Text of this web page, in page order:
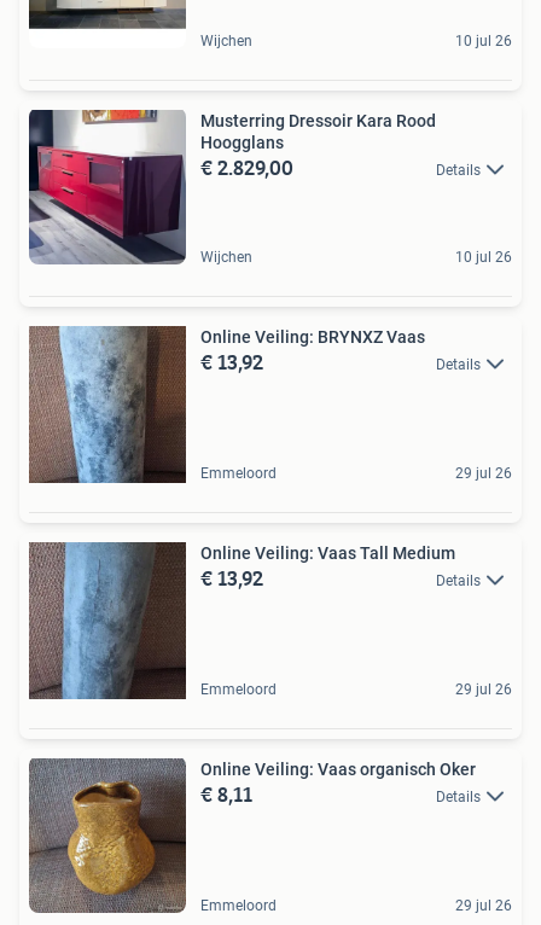
Wijchen 10 jul 26
Musterring Dressoir Kara Rood
Hoogglans
€ 2.829,00 Details
Wijchen 10 jul 26
Online Veiling: BRYNXZ Vaas
€ 13,92 Details
Emmeloord 29 jul 26
Online Veiling: Vaas Tall Medium
€ 13,92 Details
Emmeloord 29 jul 26
Online Veiling: Vaas organisch Oker
€ 8,11 Details
Emmeloord 29 jul 26